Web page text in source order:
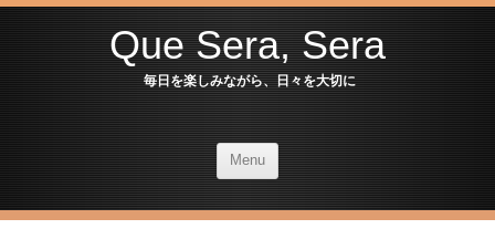
Que Sera, Sera
毎日を楽しみながら、日々を大切に
Menu